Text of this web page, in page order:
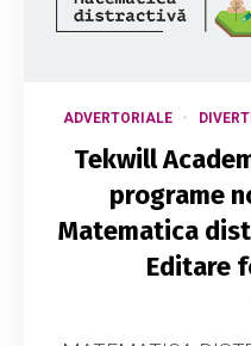
ADVERTORIALE
Tekwill
programe
Matematica
Editare